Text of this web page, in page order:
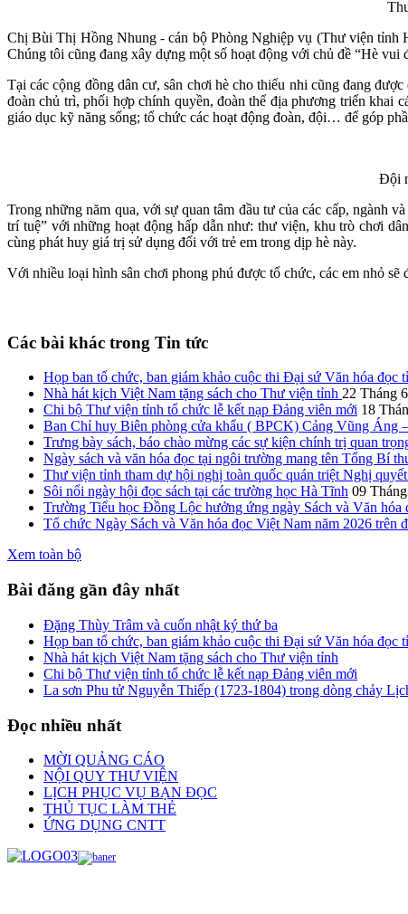
Chị Bùi Thị Hồng Nhung - cán bộ Phòng Nghiệp vụ (Thư viện tỉnh
Chúng tôi cũng đang xây dựng một số hoạt động với chủ đề “Hè
Tại các cộng đồng dân cư, sân chơi hè cho thiếu nhi cũng đang
đoàn chủ trì, phối hợp chính quyền, đoàn thể địa phương triển khai
giáo dục kỹ năng sống; tổ chức các hoạt động đoàn, đội… để góp
Đội
Trong những năm qua, với sự quan tâm đầu tư của các cấp, ngành
trí tuệ” với những hoạt động hấp dẫn như: thư viện, khu trò chơi
cùng phát huy giá trị sử dụng đối với trẻ em trong dịp hè này.
Với nhiều loại hình sân chơi phong phú được tổ chức, các em nhỏ
Các bài khác trong Tin tức
Họp ban tổ chức, ban giám khảo cuộc thi Đại sứ Văn hóa đọc
Nhà hát kịch Việt Nam tặng sách cho Thư viện tỉnh 22 Tháng
Chi bộ Thư viện tỉnh tổ chức lễ kết nạp Đảng viên mới 18
Ban Chỉ huy Biên phòng cửa khẩu ( BPCK) Cảng Vũng Áng
Trưng bày sách, báo chào mừng các sự kiện chính trị quan
Ngày sách và văn hóa đọc tại ngôi trường mang tên Tổng Bí
Thư viện tỉnh tham dự hội nghị toàn quốc quán triệt Nghị
Sôi nổi ngày hội đọc sách tại các trường học Hà Tĩnh 09
Trường Tiểu học Đồng Lộc hưởng ứng ngày Sách và Văn hóa
Tổ chức Ngày Sách và Văn hóa đọc Việt Nam năm 2026 trên
Xem toàn bộ
Bài đăng gần đây nhất
Đặng Thùy Trâm và cuốn nhật ký thứ ba
Họp ban tổ chức, ban giám khảo cuộc thi Đại sứ Văn hóa đọc
Nhà hát kịch Việt Nam tặng sách cho Thư viện tỉnh
Chi bộ Thư viện tỉnh tổ chức lễ kết nạp Đảng viên mới
La sơn Phu tử Nguyễn Thiếp (1723-1804) trong dòng chảy
Đọc nhiều nhất
MỜI QUẢNG CÁO
NỘI QUY THƯ VIỆN
LỊCH PHỤC VỤ BẠN ĐỌC
THỦ TỤC LÀM THẺ
ỨNG DỤNG CNTT